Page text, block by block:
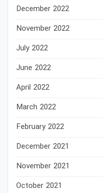
December 2022
November 2022
July 2022
June 2022
April 2022
March 2022
February 2022
December 2021
November 2021
October 2021